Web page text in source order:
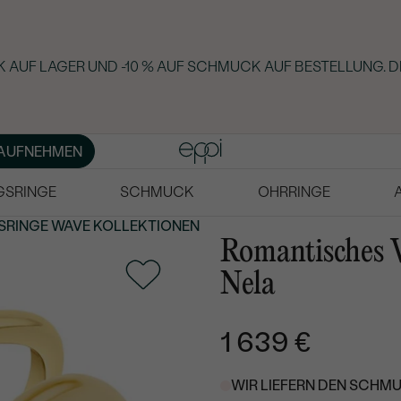
LAGER UND -10 % AUF SCHMUCK AUF BESTELLUNG.
SCHMUCK OHRRINGE
WAVE KOLLEKTIONEN
Romantisches
Nela
1 639 €
WIR LIEFERN DEN